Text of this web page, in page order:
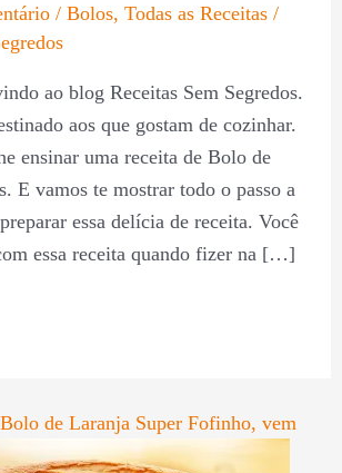
/ Bolos, Todas as Receitas/
ao blog Receitas Sem Segredos.
aos que gostam de cozinhar.
ensinar uma receita de Bolo de
E vamos te mostrar todo o passo a
essa delícia de receita. Você
essa receita quando fizer na […]
de Laranja Super Fofinho, vem